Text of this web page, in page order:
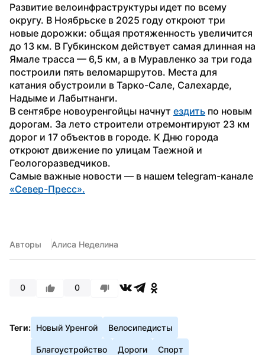
Развитие велоинфраструктуры идет по всему
округу. В Ноябрьске в 2025 году откроют три
новые дорожки: общая протяженность увеличится
до 13 км. В Губкинском действует самая длинная на
Ямале трасса — 6,5 км, а в Муравленко за три года
построили пять веломаршрутов. Места для
катания обустроили в Тарко-Сале, Салехарде,
Надыме и Лабытнанги.
В сентябре новоуренгойцы начнут ездить по новым
дорогам. За лето строители отремонтируют 23 км
дорог и 17 объектов в городе. К Дню города
откроют движение по улицам Таежной и
Геологоразведчиков.
«Север-Пресс».
Авторы Алиса Неделина
0 0
Теги: Новый Уренгой Велосипедисты
Благоустройство Дороги Спорт